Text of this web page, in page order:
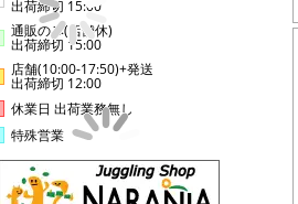
出荷締切 15:00
通販のみ(店舗休)
出荷締切 15:00
店舗(10:00-17:50)+発送
出荷締切 12:00
休業日 出荷業務無し
特殊営業